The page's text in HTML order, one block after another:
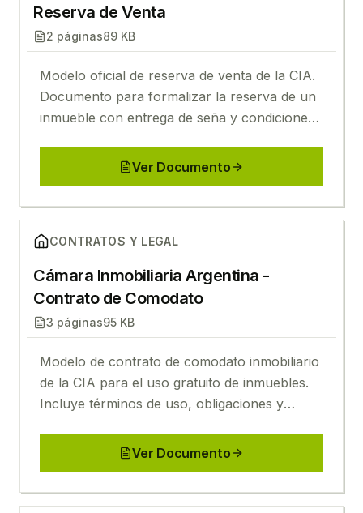
Reserva de Venta
2 páginas89 KB
Modelo oficial de reserva de venta de la CIA.
Documento para formalizar la reserva de un
inmueble con entrega de seña y condiciones
Ver Documento
VerCámara Inmobiliaria Argentina - Contrato de
CONTRATOS Y LEGAL
Cámara Inmobiliaria Argentina -
Contrato de Comodato
3 páginas95 KB
Modelo de contrato de comodato inmobiliario
de la CIA para el uso gratuito de inmuebles.
Incluye términos de uso, obligaciones y
Ver Documento